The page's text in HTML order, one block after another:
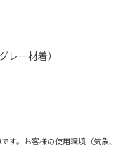
レー材着）
す。お客様の使用環境（気象、